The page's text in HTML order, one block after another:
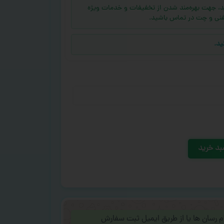
(بالای ۱۰ عدد) دارید، جهت بهره‌مند شدن از تخفیفات و خدمات ویژه
و چت در تماس باشید.
خرید
رسان ها یا از طریق ایمیل ثبت سفارش